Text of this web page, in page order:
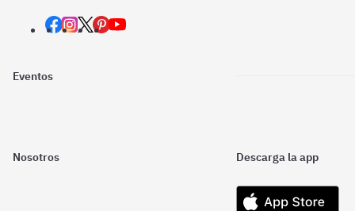
Eventos
Nosotros Descarga la app